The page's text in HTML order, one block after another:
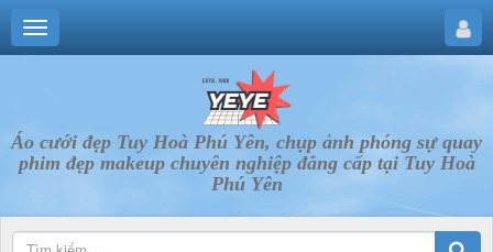
Áo cưới đẹp Tuy Hoà Phú Yên, chụp ảnh phóng sự quay
phim đẹp makeup chuyên nghiệp đẳng cấp tại Tuy Hoà
Phú Yên